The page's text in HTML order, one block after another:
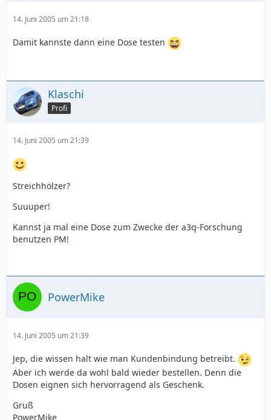
14. Juni 2005 um 21:18
Damit kannste dann eine Dose testen
Klaschi
Profi
14. Juni 2005 um 21:39
Streichhölzer?
Suuuper!
Kannst ja mal eine Dose zum Zwecke der a3q-Forschung
benutzen PM!
PowerMike
14. Juni 2005 um 21:39
Jep, die wissen halt wie man Kundenbindung betreibt.
Aber ich werde da wohl bald wieder bestellen. Denn die
Dosen eignen sich hervorragend als Geschenk.
Gruß
PowerMike